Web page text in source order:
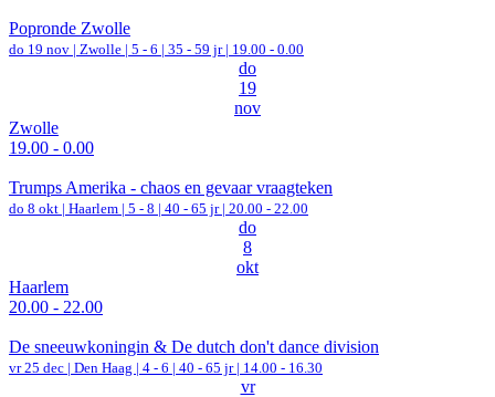
Popronde Zwolle
do 19 nov | Zwolle | 5 - 6 | 35 - 59 jr | 19.00 - 0.00
do
19
nov
Zwolle
19.00 - 0.00
Trumps Amerika - chaos en gevaar vraagteken
do 8 okt | Haarlem | 5 - 8 | 40 - 65 jr | 20.00 - 22.00
do
8
okt
Haarlem
20.00 - 22.00
De sneeuwkoningin & De dutch don't dance division
vr 25 dec | Den Haag | 4 - 6 | 40 - 65 jr | 14.00 - 16.30
vr